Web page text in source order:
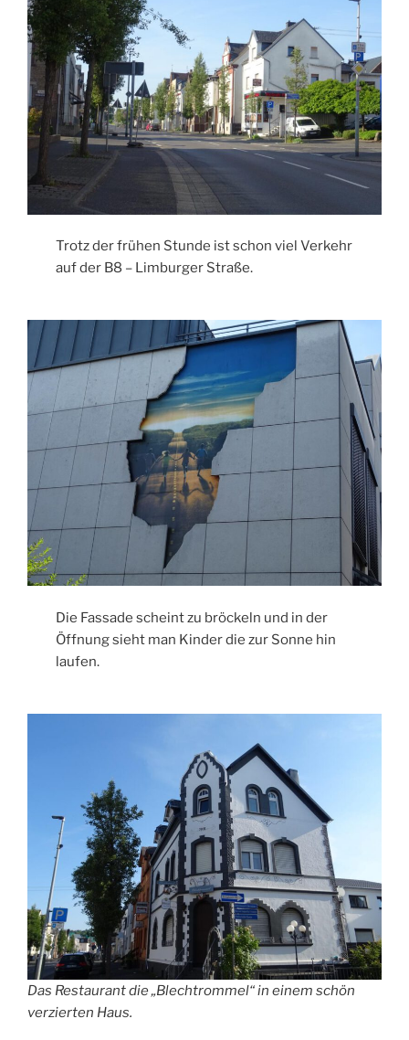
Trotz der frühen Stunde ist schon viel Verkehr
auf der B8 – Limburger Straße.
Die Fassade scheint zu bröckeln und in der
Öffnung sieht man Kinder die zur Sonne hin
laufen.
Das Restaurant die „Blechtrommel“ in einem schön
verzierten Haus.